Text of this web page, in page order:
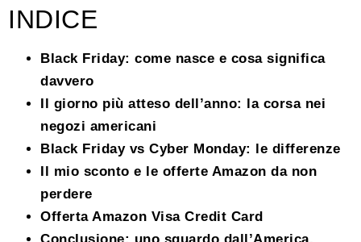
INDICE
Black Friday: come nasce e cosa significa
davvero
Il giorno più atteso dell’anno: la corsa nei
negozi americani
Black Friday vs Cyber Monday: le differenze
Il mio sconto e le offerte Amazon da non
perdere
Offerta Amazon Visa Credit Card